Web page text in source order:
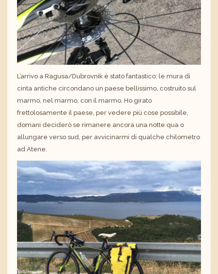
L’arrivo a Ragusa/Dubrovnik è stato fantastico: le mura di
cinta antiche circondano un paese bellissimo, costruito sul
marmo, nel marmo, con il marmo. Ho girato
frettolosamente il paese, per vedere più cose possibile,
domani deciderò se rimanere ancora una notte qua o
allungare verso sud, per avvicinarmi di qualche chilometro
ad Atene.